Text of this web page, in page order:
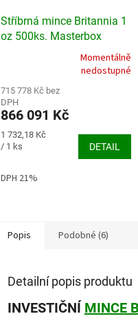
Stříbrná mince Britannia 1
oz 500ks. Masterbox
produktu
je
4,1
z
5
Momentálně
nedostupné
715 778 Kč bez
DPH
866 091 Kč
Měrná
cena:
1 732,18 Kč
/ 1 ks
DETAIL
DPH 21%
Popis Podobné (6)
Detailní popis produktu
INVESTIČNÍ MINCE